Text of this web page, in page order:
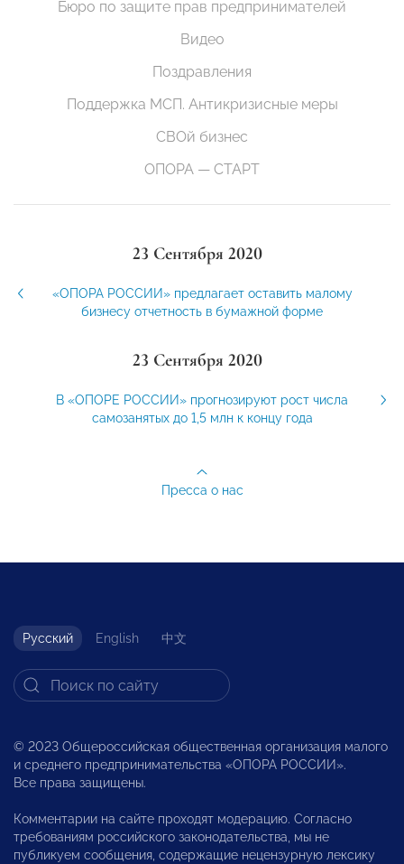
Бюро по защите прав предпринимателей
Видео
Поздравления
Поддержка МСП. Антикризисные меры
СВОй бизнес
ОПОРА — СТАРТ
23 Сентября 2020
«ОПОРА РОССИИ» предлагает оставить малому
бизнесу отчетность в бумажной форме
23 Сентября 2020
В «ОПОРЕ РОССИИ» прогнозируют рост числа
самозанятых до 1,5 млн к концу года
Пресса о нас
Русский English 中文
© 2023 Общероссийская общественная организация малого
и среднего предпринимательства «ОПОРА РОССИИ».
Все права защищены.
Комментарии на сайте проходят модерацию. Согласно
требованиям российского законодательства, мы не
публикуем сообщения, содержащие нецензурную лексику